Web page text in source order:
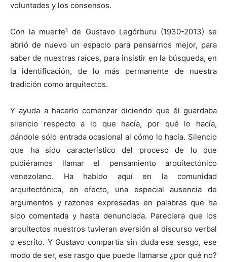
voluntades y los consensos.
Con la muerte1
de Gustavo Legórburu (1930-2013) se
abrió de nuevo un espacio para pensarnos mejor, para
saber de nuestras raíces, para insistir en la búsqueda, en
la identificación, de lo más permanente de nuestra
tradición como arquitectos.
Y ayuda a hacerlo comenzar diciendo que él guardaba
silencio respecto a lo que hacía, por qué lo hacía,
dándole sólo entrada ocasional al cómo lo hacía. Silencio
que ha sido característico del proceso de lo que
pudiéramos llamar el pensamiento arquitectónico
venezolano. Ha habido aquí en la comunidad
arquitectónica, en efecto, una especial ausencia de
argumentos y razones expresadas en palabras que ha
sido comentada y hasta denunciada. Pareciera que los
arquitectos nuestros tuvieran aversión al discurso verbal
o escrito. Y Gustavo compartía sin duda ese sesgo, ese
modo de ser, ese rasgo que puede llamarse ¿por qué no?